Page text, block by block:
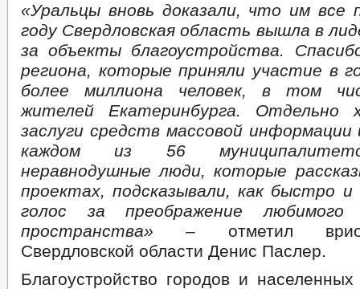
«Уральцы вновь доказали, что им все
году Свердловская область вышла в
за объекты благоустройства.
региона, которые приняли участие в
более миллиона человек, в том
жителей Екатеринбурга. Отдельно
заслуги средств массовой
каждом из 56
неравнодушные люди, которые
проектах, подсказывали, как быстро
голос за преображение любимого
пространства» – отметил
Свердловской области Денис Паслер.
Благоустройство городов и